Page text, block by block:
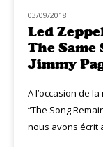
CLASSIQ ROCK
03/09/2018
Led
The
Jimmy
A l’occasion de
“The Song
nous avons écrit